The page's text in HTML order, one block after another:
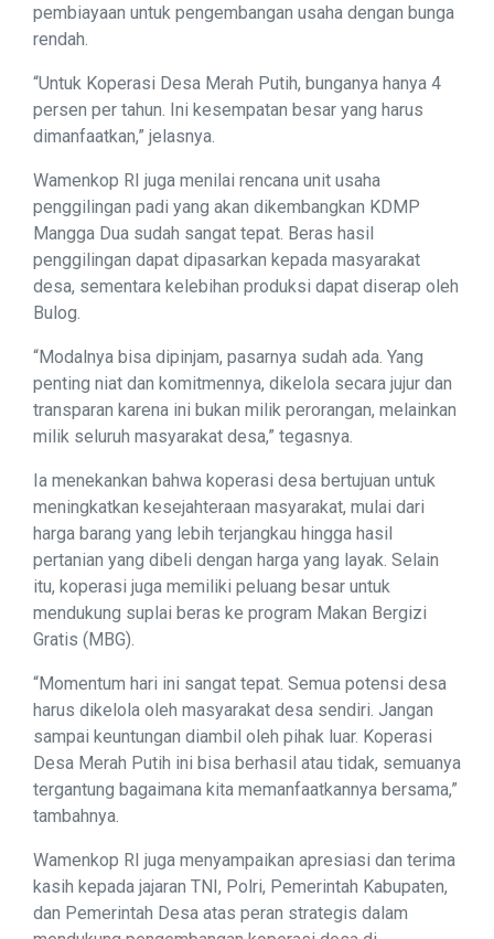
pembiayaan untuk pengembangan usaha dengan bunga
rendah.
“Untuk Koperasi Desa Merah Putih, bunganya hanya 4
persen per tahun. Ini kesempatan besar yang harus
dimanfaatkan,” jelasnya.
Wamenkop RI juga menilai rencana unit usaha
penggilingan padi yang akan dikembangkan KDMP
Mangga Dua sudah sangat tepat. Beras hasil
penggilingan dapat dipasarkan kepada masyarakat
desa, sementara kelebihan produksi dapat diserap oleh
Bulog.
“Modalnya bisa dipinjam, pasarnya sudah ada. Yang
penting niat dan komitmennya, dikelola secara jujur dan
transparan karena ini bukan milik perorangan, melainkan
milik seluruh masyarakat desa,” tegasnya.
Ia menekankan bahwa koperasi desa bertujuan untuk
meningkatkan kesejahteraan masyarakat, mulai dari
harga barang yang lebih terjangkau hingga hasil
pertanian yang dibeli dengan harga yang layak. Selain
itu, koperasi juga memiliki peluang besar untuk
mendukung suplai beras ke program Makan Bergizi
Gratis (MBG).
“Momentum hari ini sangat tepat. Semua potensi desa
harus dikelola oleh masyarakat desa sendiri. Jangan
sampai keuntungan diambil oleh pihak luar. Koperasi
Desa Merah Putih ini bisa berhasil atau tidak, semuanya
tergantung bagaimana kita memanfaatkannya bersama,”
tambahnya.
Wamenkop RI juga menyampaikan apresiasi dan terima
kasih kepada jajaran TNI, Polri, Pemerintah Kabupaten,
dan Pemerintah Desa atas peran strategis dalam